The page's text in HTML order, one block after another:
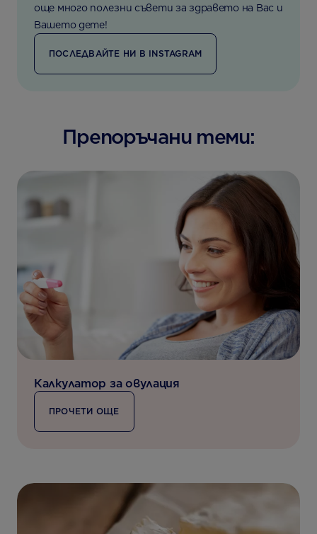
още много полезни съвети за здравето на Вас и
Вашето дете!
ПОСЛЕДВАЙТЕ НИ В INSTAGRAM
Препоръчани теми:
Калкулатор за овулация
ПРОЧЕТИ ОЩЕ